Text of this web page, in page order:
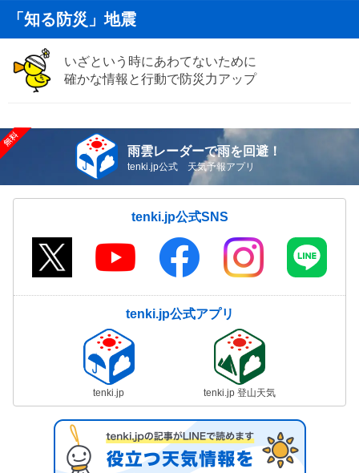
「知る防災」地震
いざという時にあわてないために
確かな情報と行動で防災力アップ
雨雲レーダーで雨を回避！
tenki.jp公式 天気予報アプリ
tenki.jp公式SNS
tenki.jp公式アプリ
tenki.jp tenki.jp 登山天気